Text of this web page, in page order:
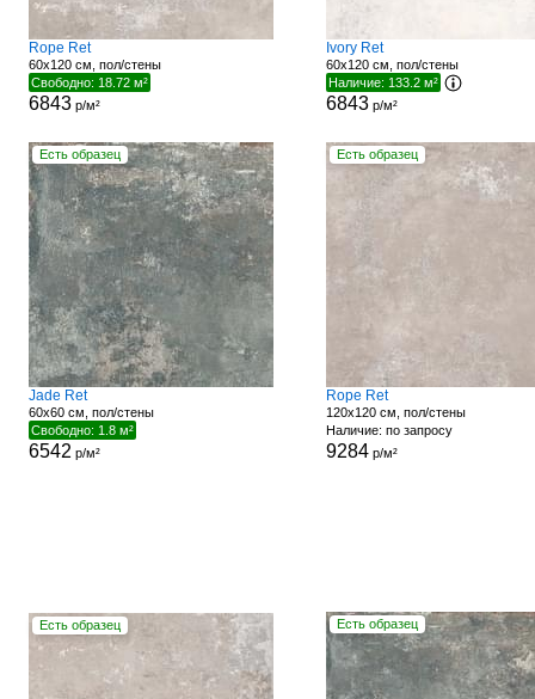
Rope Ret
60x120 см, пол/стены
Свободно: 18.72 м²
6843р/м²
Ivory Ret
60x120 см, пол/стены
Наличие: 133.2 м²
6843р/м²
Есть образец
Jade Ret
60x60 см, пол/стены
Свободно: 1.8 м²
6542 р/м²
Есть образец
Rope Ret
120x120 см, пол/стены
Наличие: по запросу
9284р/м²
Есть образец Есть образец